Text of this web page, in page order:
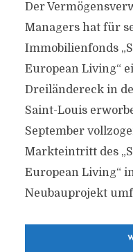
Der
Managers hat für
Immobilienfonds
European Living“
Dreiländereck in
Saint-Louis
September
Markteintritt des
European Living“
Neubauprojekt